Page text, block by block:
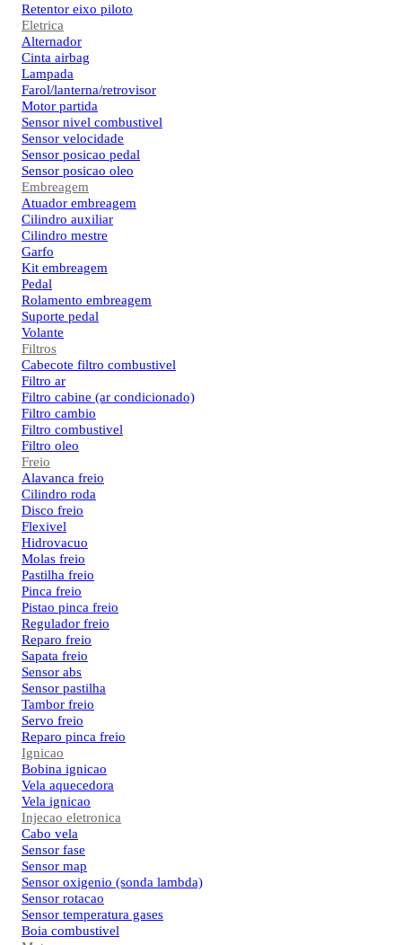
Retentor eixo piloto
Eletrica
Alternador
Cinta airbag
Lampada
Farol/lanterna/retrovisor
Motor partida
Sensor nivel combustivel
Sensor velocidade
Sensor posicao pedal
Sensor posicao oleo
Embreagem
Atuador embreagem
Cilindro auxiliar
Cilindro mestre
Garfo
Kit embreagem
Pedal
Rolamento embreagem
Suporte pedal
Volante
Filtros
Cabecote filtro combustivel
Filtro ar
Filtro cabine (ar condicionado)
Filtro cambio
Filtro combustivel
Filtro oleo
Freio
Alavanca freio
Cilindro roda
Disco freio
Flexivel
Hidrovacuo
Molas freio
Pastilha freio
Pinca freio
Pistao pinca freio
Regulador freio
Reparo freio
Sapata freio
Sensor abs
Sensor pastilha
Tambor freio
Servo freio
Reparo pinca freio
Ignicao
Bobina ignicao
Vela aquecedora
Vela ignicao
Injecao eletronica
Cabo vela
Sensor fase
Sensor map
Sensor oxigenio (sonda lambda)
Sensor rotacao
Sensor temperatura gases
Boia combustivel